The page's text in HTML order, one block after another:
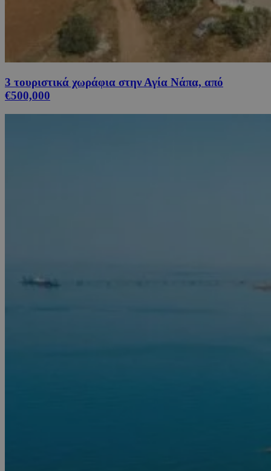
3 τουριστικά χωράφια στην Αγία Νάπα, από
€500,000